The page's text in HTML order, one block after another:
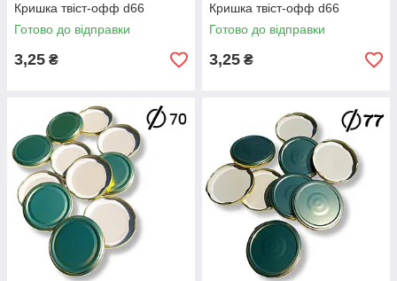
Кришка твіст-офф d66
Готово до відправки
3,25 ₴
Кришка твіст-офф d66
Готово до відправки
3,25 ₴